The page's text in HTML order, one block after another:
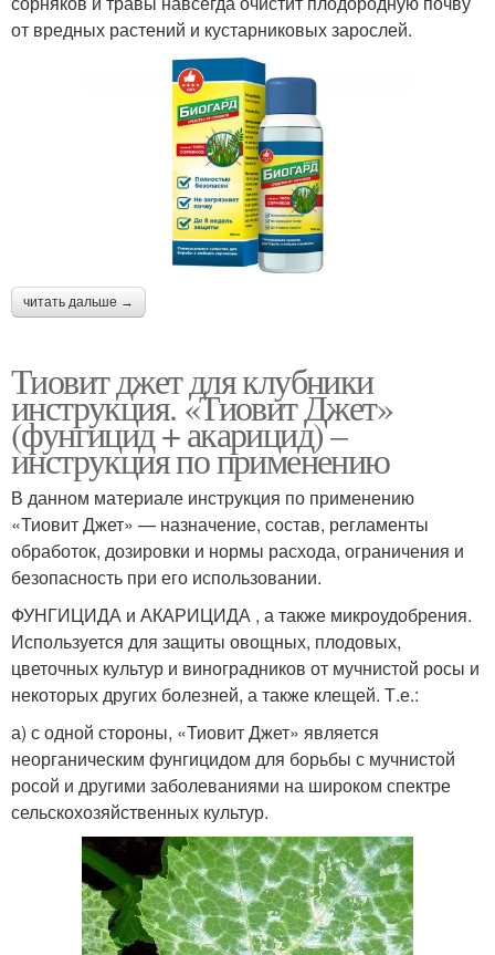
от вредных растений и кустарниковых зарослей.
читать дальше →
Тиовит джет для клубники
инструкция. «Тиовит Джет»
(фунгицид + акарицид) –
инструкция по применению
В данном материале инструкция по применению
«Тиовит Джет» — назначение, состав, регламенты
обработок, дозировки и нормы расхода, ограничения и
безопасность при его использовании.
ФУНГИЦИДА и АКАРИЦИДА , а также микроудобрения.
Используется для защиты овощных, плодовых,
цветочных культур и виноградников от мучнистой росы и
некоторых других болезней, а также клещей. Т.е.:
а) с одной стороны, «Тиовит Джет» является
неорганическим фунгицидом для борьбы с мучнистой
росой и другими заболеваниями на широком спектре
сельскохозяйственных культур.